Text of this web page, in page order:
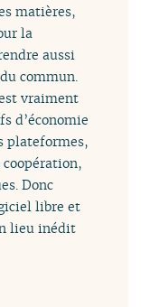
matières,
la
aussi
commun.
vraiment
d’économie
plateformes,
Donc
libre et
lieu inédit